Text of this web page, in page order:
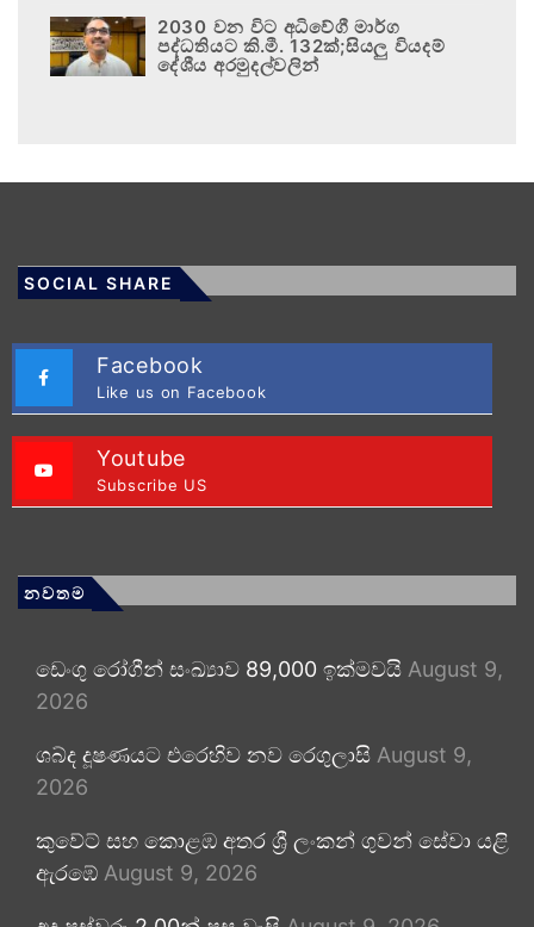
2030 වන විට අධිවේගී මාර්ග
පද්ධතියට කි.මී. 132ක්;සියලු වියදම්
දේශීය අරමුදල්වලින්
SOCIAL SHARE
Facebook
Like us on Facebook
Youtube
Subscribe US
නවතම
ඩෙංගු රෝගීන් සංඛ්‍යාව 89,000 ඉක්මවයි August 9,
2026
ශබ්ද දූෂණයට එරෙහිව නව රෙගුලාසි August 9,
2026
කුවේට් සහ කොළඹ අතර ශ්‍රී ලංකන් ගුවන් සේවා යළි
ඇරඹේ August 9, 2026